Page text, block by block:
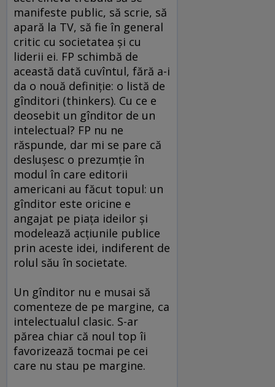
manifeste public, să scrie, să
apară la TV, să fie în general
critic cu societatea şi cu
liderii ei. FP schimbă de
această dată cuvîntul, fără a-i
da o nouă definiţie: o listă de
gînditori (thinkers). Cu ce e
deosebit un gînditor de un
intelectual? FP nu ne
răspunde, dar mi se pare că
desluşesc o prezumţie în
modul în care editorii
americani au făcut topul: un
gînditor este oricine e
angajat pe piaţa ideilor şi
modelează acţiunile publice
prin aceste idei, indiferent de
rolul său în societate.
Un gînditor nu e musai să
comenteze de pe margine, ca
intelectualul clasic. S-ar
părea chiar că noul top îi
favorizează tocmai pe cei
care nu stau pe margine.